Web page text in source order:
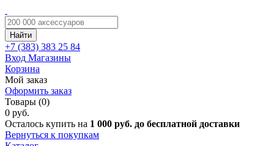
Найти
+7 (383) 383 25 84
Вход Магазины
Корзина
Мой заказ
Оформить заказ
Товары (0)
0 руб.
Осталось купить на 1 000 руб. до бесплатной доставки
Вернуться к покупкам